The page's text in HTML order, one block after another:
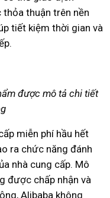
thỏa thuận trên nền
tiết kiệm thời gian và
được mô tả chi tiết
miễn phí hầu hết
ra chức năng đánh
nhà cung cấp. Mô
được chấp nhận và
Alibaba không